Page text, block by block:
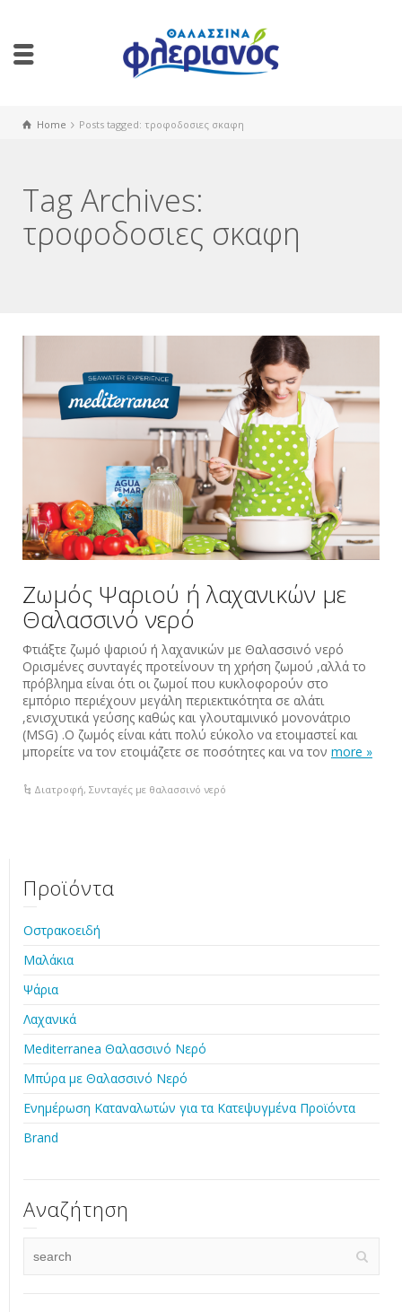
Home Posts tagged: τροφοδοσιες σκαφη
Tag Archives:
τροφοδοσιες σκαφη
Ζωμός Ψαριού ή λαχανικών με
Θαλασσινό νερό
Φτιάξτε ζωμό ψαριού ή λαχανικών με Θαλασσινό νερό
Ορισμένες συνταγές προτείνουν τη χρήση ζωμού ,αλλά το
πρόβλημα είναι ότι οι ζωμοί που κυκλοφορούν στο
εμπόριο περιέχουν μεγάλη περιεκτικότητα σε αλάτι
,ενισχυτικά γεύσης καθώς και γλουταμινικό μονονάτριο
(MSG) .Ο ζωμός είναι κάτι πολύ εύκολο να ετοιμαστεί και
μπορείτε να τον ετοιμάζετε σε ποσότητες και να τον more »
Διατροφή,Συνταγές με θαλασσινό νερό
Προϊόντα
Οστρακοειδή
Μαλάκια
Ψάρια
Λαχανικά
Mediterranea Θαλασσινό Νερό
Μπύρα με Θαλασσινό Νερό
Ενημέρωση Καταναλωτών για τα Κατεψυγμένα Προϊόντα
Brand
Αναζήτηση